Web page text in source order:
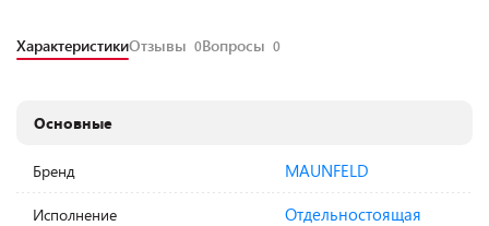
ХарактеристикиОтзывы 0Вопросы 0
Основные
Бренд MAUNFELD
Исполнение Отдельностоящая